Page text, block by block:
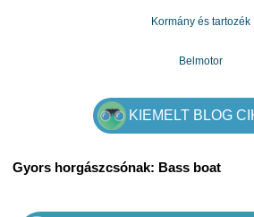
Kormány és tartozék
Belmotor
KIEMELT BLOG
Gyors horgászcsónak: Bass boat